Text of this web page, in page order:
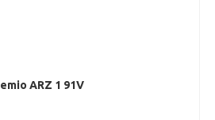
ARZ 1 91V